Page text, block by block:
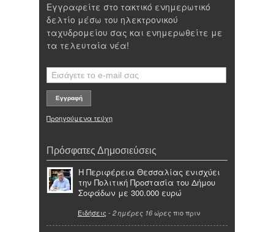
Εγγραφείτε στο τακτικό ενημερωτικό
δελτίο μέσω του ηλεκτρονικού
ταχυδρομείου σας και ενημερωθείτε με
τα τελευταία νέα!
Προηγούμενα τεύχη
Πρόσφατες Δημοσιεύσεις
Η Περιφέρεια Θεσσαλίας ενισχύει
την Πολιτική Προστασία του Δήμου
Σοφάδων με 300.000 ευρώ
Ειδήσεις - 2 ημέρες 16 ώρες πιο πριν